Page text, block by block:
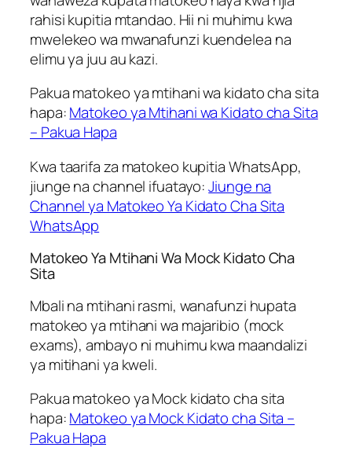
rahisi kupitia mtandao. Hii ni muhimu kwa
mwelekeo wa mwanafunzi kuendelea na
elimu ya juu au kazi.
Pakua matokeo ya mtihani wa kidato cha sita
hapa:Matokeo ya Mtihani wa Kidato cha Sita
– Pakua Hapa
Kwa taarifa za matokeo kupitia WhatsApp,
jiunge na channel ifuatayo:Jiunge na
Channel ya Matokeo Ya Kidato Cha Sita
WhatsApp
Matokeo Ya Mtihani Wa Mock Kidato Cha
Sita
Mbali na mtihani rasmi, wanafunzi hupata
matokeo ya mtihani wa majaribio (mock
exams), ambayo ni muhimu kwa maandalizi
ya mitihani ya kweli.
Pakua matokeo ya Mock kidato cha sita
hapa:Matokeo ya Mock Kidato cha Sita –
Pakua Hapa